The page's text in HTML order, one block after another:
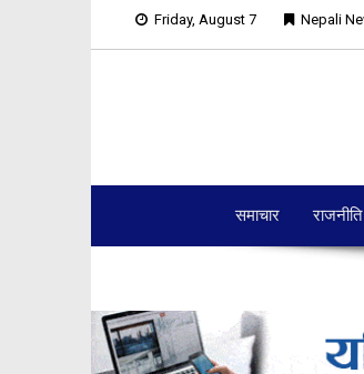
Friday, August 7 Nepali
समाचार राजनीति